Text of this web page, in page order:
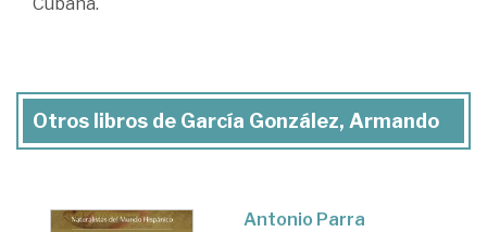
Otros libros de García González, Armando
Antonio Parra